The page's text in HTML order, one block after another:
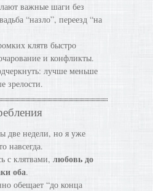
важные шаги без
“назло”, переезд “на
клятв быстро
и конфликты.
лучше меньше
зрелости.
недели, но я уже
навсегда.
с клятвами, любовь до
оба.
обещает “до конца